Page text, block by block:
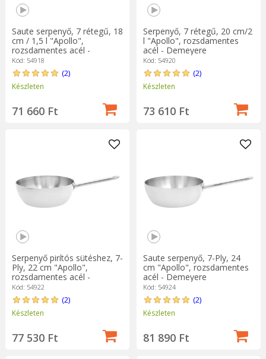
Saute serpenyő, 7 rétegű, 18
cm / 1,5 l "Apollo",
rozsdamentes acél -
Demeyere
Kód: 54918
(2)
Készleten
71 660 Ft
Serpenyő, 7 rétegű, 20 cm/2
l "Apollo", rozsdamentes
acél - Demeyere
Kód: 54920
(2)
Készleten
73 610 Ft
Serpenyő pirítós sütéshez, 7-
Ply, 22 cm "Apollo",
rozsdamentes acél -
Demeyere
Kód: 54922
(2)
Készleten
77 530 Ft
Saute serpenyő, 7-Ply, 24
cm "Apollo", rozsdamentes
acél - Demeyere
Kód: 54924
(2)
Készleten
81 890 Ft